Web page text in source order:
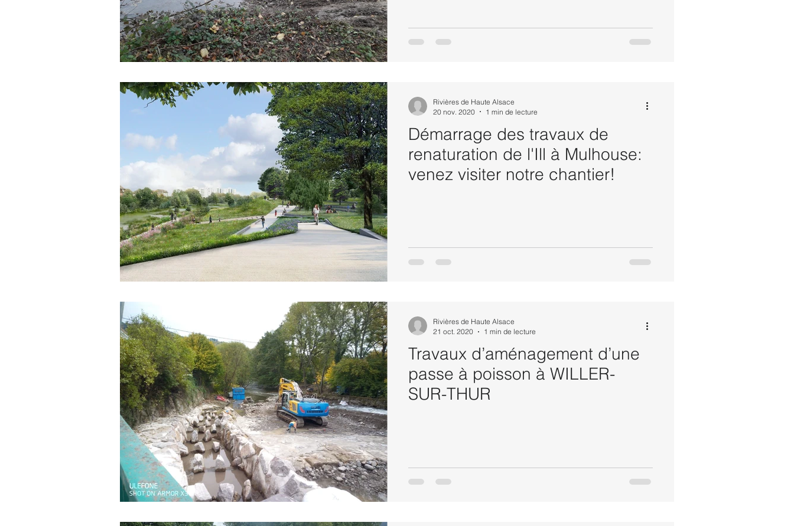
Démarrage des travaux de
renaturation de l'Ill à Mulhouse:
venez visiter notre chantier!
Rivières de Haute Alsace
20 nov. 2020
1 min de lecture
Travaux d’aménagement d’une
passe à poisson à WILLER-
SUR-THUR
Rivières de Haute Alsace
21 oct. 2020
1 min de lecture